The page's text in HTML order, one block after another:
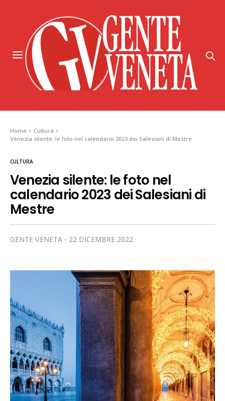
Home
Cultura
Venezia silente: le foto nel calendario 2023 dei Salesiani di Mestre
CULTURA
Venezia silente: le foto nel
calendario 2023 dei Salesiani di
Mestre
GENTE VENETA 22 DICEMBRE 2022